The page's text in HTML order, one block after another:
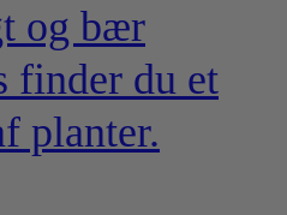
og bær
finder du et
planter.